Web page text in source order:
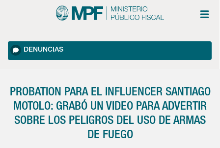
DENUNCIAS
PROBATION PARA EL INFLUENCER SANTIAGO
MOTOLO: GRABÓ UN VIDEO PARA ADVERTIR
SOBRE LOS PELIGROS DEL USO DE ARMAS
DE FUEGO